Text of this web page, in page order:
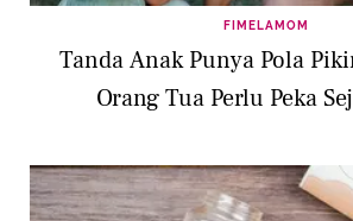
FIMELAMOM
Tanda Anak Punya Pola
Orang Tua Perlu Peka